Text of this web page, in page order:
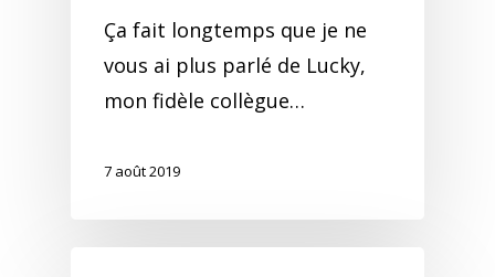
Ça fait longtemps que je ne
vous ai plus parlé de Lucky,
mon fidèle collègue…
7 août 2019